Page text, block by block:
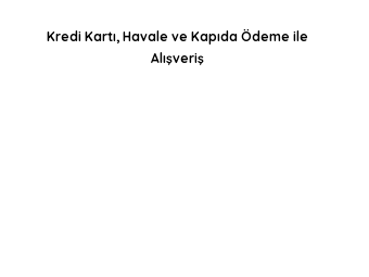
Kredi Kartı, Havale ve Kapıda Ödeme ile
Alışveriş